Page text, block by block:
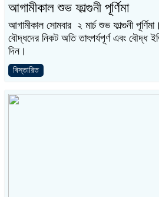
আগামীকাল শুভ ফাল্গুনী পূর্ণিমা
আগামীকাল সোমবার ২ মার্চ শুভ ফাল্গুনী
বৌদ্ধদের নিকট অতি তাৎপর্যপূর্ণ এবং বৌদ্ধ
দিন।
বিস্তারিত